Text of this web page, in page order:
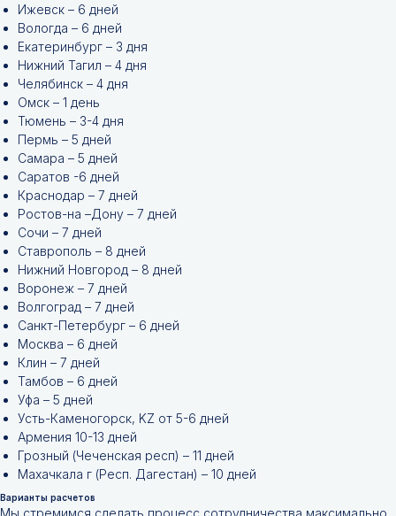
Ижевск – 6 дней
Вологда – 6 дней
Екатеринбург – 3 дня
Нижний Тагил – 4 дня
Челябинск – 4 дня
Омск – 1 день
Тюмень – 3-4 дня
Пермь – 5 дней
Самара – 5 дней
Саратов -6 дней
Краснодар – 7 дней
Ростов-на –Дону – 7 дней
Сочи – 7 дней
Ставрополь – 8 дней
Нижний Новгород – 8 дней
Воронеж – 7 дней
Волгоград – 7 дней
Санкт-Петербург – 6 дней
Москва – 6 дней
Клин – 7 дней
Тамбов – 6 дней
Уфа – 5 дней
Усть-Каменогорск, KZ от 5-6 дней
Армения 10-13 дней
Грозный (Чеченская респ) – 11 дней
Махачкала г (Респ. Дагестан) – 10 дней
Варианты расчетов
Мы стремимся сделать процесс сотрудничества максимально